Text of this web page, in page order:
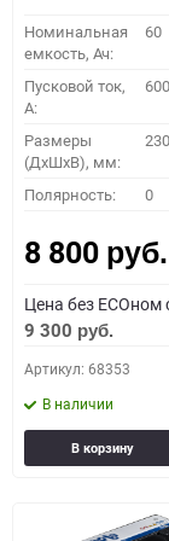
Номинальная
емкость, Ач:
60
Пусковой ток,
A:
600
Размеры
(ДхШхВ), мм:
Полярность: 0
8 800 руб.
Цена без ECOном
9 300 руб.
Артикул: 68353
В наличии
В корзину